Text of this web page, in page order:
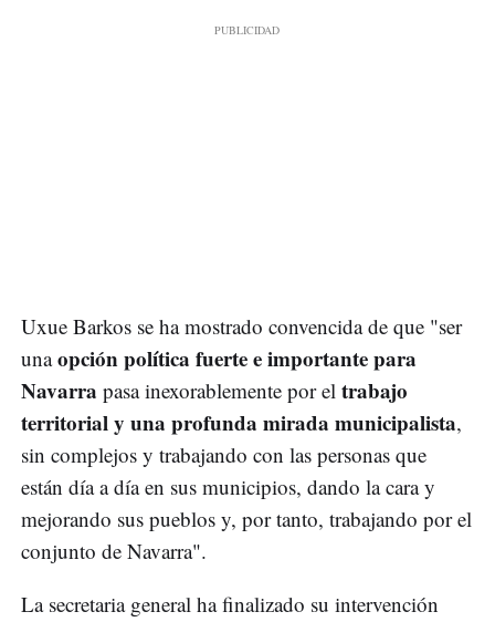
Uxue Barkos se ha mostrado convencida de que "ser
unaopción política fuerte e importante para
Navarra pasa inexorablemente por el trabajo
territorial y una profunda mirada municipalista,
sin complejos y trabajando con las personas que
están día a día en sus municipios, dando la cara y
mejorando sus pueblos y, por tanto, trabajando por el
conjunto de Navarra".
La secretaria general ha finalizado su intervención